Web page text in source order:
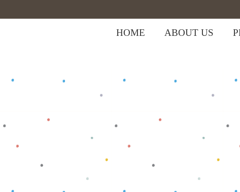
HOME ABOUT US
Shop> ,Oblong/T-Shirt ,